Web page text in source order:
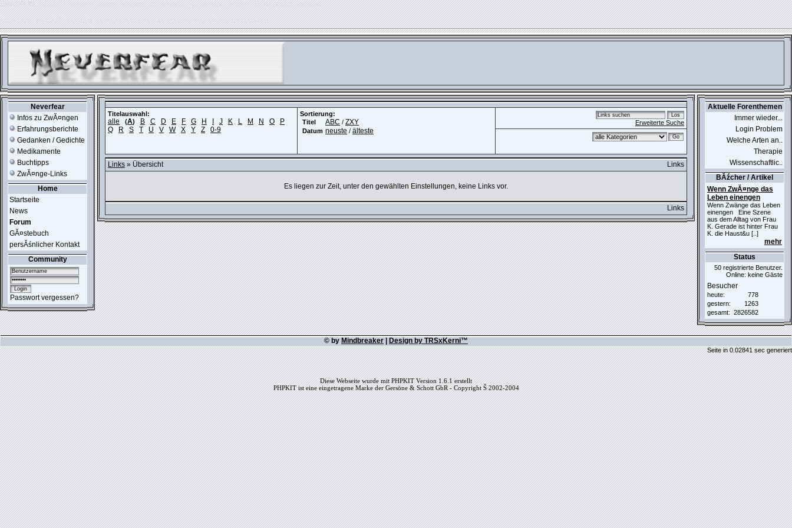
ERROR IN:SELECT session_userid, session_url, session_ip, session_expire FROM phpkit_session
table './usr_web212_1/phpkit_session' is marked as crashed and should be repaired
Neverfear
Infos zu ZwĂ¤ngen
Erfahrungsberichte
Gedanken / Gedichte
Medikamente
Buchtipps
ZwĂ¤nge-Links
Home
Startseite
News
Forum
GĂ¤stebuch
persĂśnlicher Kontakt
Community
Passwort vergessen?
Titelauswahl:
alle (A) B C D E F G H J K L M N O
P
Q
R S T U V W X Y Z 0-9
Sortierung:
Titel
ABC / ZXY
Datum neuste / älteste
Erweiterte Suche
Links » Übersicht Links
Es liegen zur Zeit, unter den gewählten Einstellungen, keine Links vor.
Links
Aktuelle Forenthemen
Immer wieder...
Login Problem
Welche Arten an..
Therapie
Wissenschaftlic..
BĂźcher / Artikel
Wenn ZwĂ¤nge das
Leben einengen
Wenn Zwänge das Leben
einengen Eine Szene
aus dem Alltag von Frau
K. Gerade ist hinter Frau
K. die Haust&u [..]
mehr
Status
50 registrierte Benutzer.
Online: keine Gäste
Besucher
heute:
778
gestern:
1263
gesamt: 2826582
© by Mindbreaker Design by TRSxKerni™
Seite in 0.02841 sec generiert
Diese Webseite wurde mit PHPKIT Version 1.6.1 erstellt
PHPKIT ist eine eingetragene Marke der Gersöne & Schott GbR - Copyright Š 2002-2004